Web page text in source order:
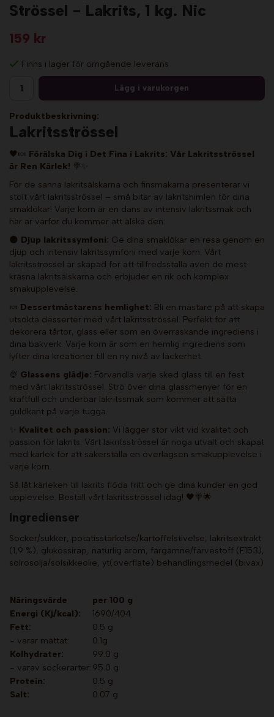
Strössel - Lakrits, 1 kg. Nic
159 kr
Finns i lager för omgående leverans
Lägg i varukorgen
Produktbeskrivning:
Lakritsströssel
🖤🍬 Förälska Dig i Det Fina i Lakrits: Vår Lakritsströssel
är Ren Kärlek! 🍭✨
För de sanna lakritsälskarna och finsmakarna presenterar vi
stolt vårt lakritsströssel – små bitar av lakritshimlen för dina
smaklökar! Varje korn är en dans av intensiv lakritssmak och
här är varför du kommer att älska den:
🌑 Djup lakritssymfoni: Ge dina smaklökar en resa genom en
djup och intensiv lakritssymfoni med varje korn. Vårt
lakritsströssel är skapad för att tillfredsställa även de mest
kräsna lakritsälskarna och erbjuder en rik och komplex
smakupplevelse.
🍬 Dessertmästarens hemlighet: Bli en mästare på att skapa
utsökta desserter med vårt lakritsströssel. Perfekt för att
dekorera tårtor, glass eller som en överraskande ingrediens i
dina bakverk. Varje korn är som en hemlig ingrediens som
lyfter dina kreationer till en ny nivå av läckerhet.
🍨 Glassens glädje: Förvandla varje sked glass till en fest
med vårt lakritsströssel. Strö över dina glassmenyer för en
kraftfull och underbar lakritssmak som kommer att sätta
guldkant på varje tugga.
Kvalitet och passion: Vi lägger stor vikt vid kvalitet och
passion för lakrits. Vårt lakritsströssel är noga utvalt och skapat
med kärlek för att säkerställa en överlägsen smakupplevelse i
varje korn.
Så låt kärleken till lakrits flöda fritt och ge dina kunder en god
upplevelse. Beställ vårt lakritsströssel idag! 🖤🍭🌟
Ingredienser
Socker/sukker, potatisstärkelse/kartoffelstivelse, lakritsextrakt
(1,9 %), glukossirap, naturlig arom, färgämne/farvestoff (E153),
solrosolja/solsikkeolie, yt(overflate) behandlingsmedel (bivax)
Näringsvärde
per 100 g
Energi (Kj/kcal):
1690/404
Fett:
0.5 g
- varar mättat:
0.1g
Kolhydrater:
99.0 g
- varav sockerarter: 95.0 g
Protein:
0.5 g
Salt:
0.07 g